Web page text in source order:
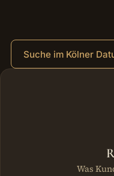
Suche im Kölner
Weitere Bereiche
Was